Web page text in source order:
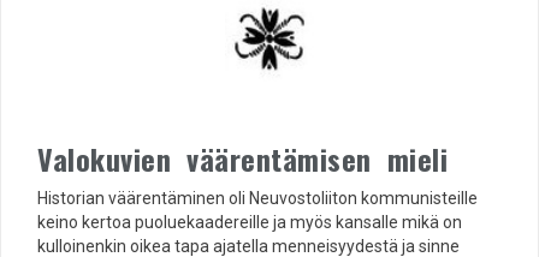
Valokuvien väärentämisen mieli
Historian väärentäminen oli Neuvostoliiton kommunisteille
keino kertoa puoluekaadereille ja myös kansalle mikä on
kulloinenkin oikea tapa ajatella menneisyydestä ja sinne